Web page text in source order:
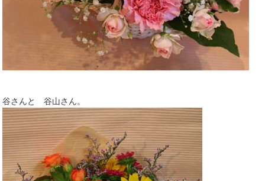
谷さんと 谷山さん。